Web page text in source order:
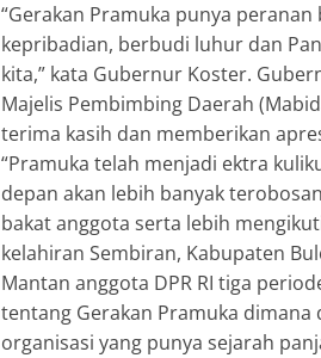
“Gerakan Pramuka punya
kepribadian, berbudi luhur dan
kita,” kata Gubernur Koster.
Majelis Pembimbing Daerah
terima kasih dan memberikan
“Pramuka telah menjadi ektra
depan akan lebih banyak
bakat anggota serta lebih
kelahiran Sembiran, Kabupaten
Mantan anggota DPR RI tiga
tentang Gerakan Pramuka
organisasi yang punya sejarah